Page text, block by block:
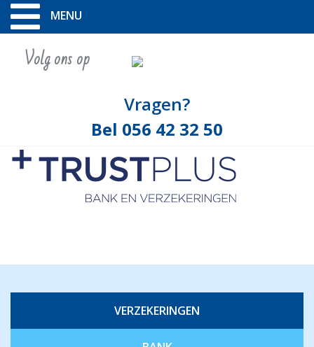
MENU
Volg ons op
Vragen?
Bel 056 42 32 50
VERZEKERINGEN